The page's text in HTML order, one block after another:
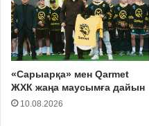
«Сарыарқа» мен Qarmet
ЖХК жаңа маусымға дайын
10.08.2026